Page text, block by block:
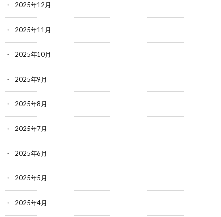
2025年12月
2025年11月
2025年10月
2025年9月
2025年8月
2025年7月
2025年6月
2025年5月
2025年4月